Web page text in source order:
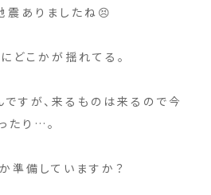
震ありましたね😣
どこかが揺れてる。
ですが、来るものは来るので今
たり…。
準備していますか？